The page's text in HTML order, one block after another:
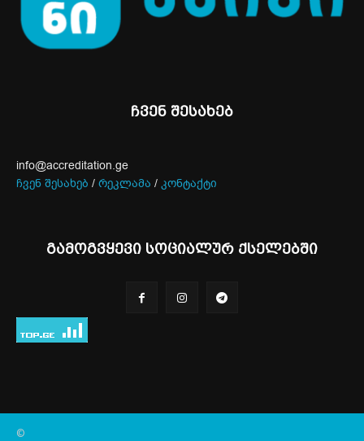
ჩვენ შესახებ
info@accreditation.ge
ჩვენ შესახებ / რეკლამა / კონტაქტი
გამოგვყევი სოციალურ ქსელებში
©